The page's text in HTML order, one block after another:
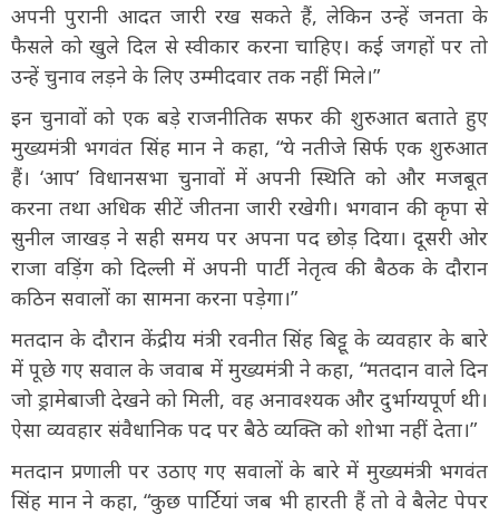
अपनी पुरानी आदत जारी रख सकते हैं, लेकिन उन्हें जनता के
फैसले को खुले दिल से स्वीकार करना चाहिए। कई जगहों पर तो
उन्हें चुनाव लड़ने के लिए उम्मीदवार तक नहीं मिले।”
इन चुनावों को एक बड़े राजनीतिक सफर की शुरुआत बताते हुए
मुख्यमंत्री भगवंत सिंह मान ने कहा, “ये नतीजे सिर्फ एक शुरुआत
हैं। ‘आप’ विधानसभा चुनावों में अपनी स्थिति को और मजबूत
करना तथा अधिक सीटें जीतना जारी रखेगी। भगवान की कृपा से
सुनील जाखड़ ने सही समय पर अपना पद छोड़ दिया। दूसरी ओर
राजा वड़िंग को दिल्ली में अपनी पार्टी नेतृत्व की बैठक के दौरान
कठिन सवालों का सामना करना पड़ेगा।”
मतदान के दौरान केंद्रीय मंत्री रवनीत सिंह बिट्टू के व्यवहार के बारे
में पूछे गए सवाल के जवाब में मुख्यमंत्री ने कहा, “मतदान वाले दिन
जो ड्रामेबाजी देखने को मिली, वह अनावश्यक और दुर्भाग्यपूर्ण थी।
ऐसा व्यवहार संवैधानिक पद पर बैठे व्यक्ति को शोभा नहीं देता।”
मतदान प्रणाली पर उठाए गए सवालों के बारे में मुख्यमंत्री भगवंत
सिंह मान ने कहा, “कुछ पार्टियां जब भी हारती हैं तो वे बैलेट पेपर